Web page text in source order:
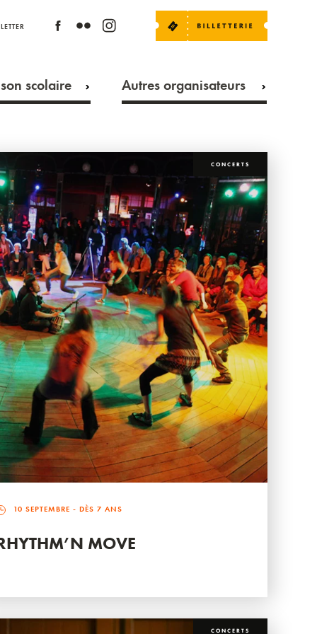
scolaire Autres organisateurs
CONCERTS
10 SEPTEMBRE - DÈS 7 ANS
MOVE
CONCERTS